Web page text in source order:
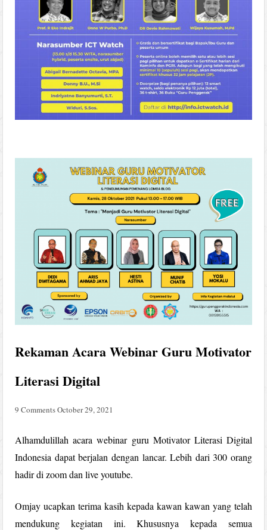
Rekaman Acara Webinar Guru Motivator
Literasi Digital
9 CommentsOctober 29, 2021
Alhamdulillah acara webinar guru Motivator Literasi Digital
Indonesia dapat berjalan dengan lancar. Lebih dari 300 orang
hadir di zoom dan live youtube.
Omjay ucapkan terima kasih kepada kawan kawan yang telah
mendukung kegiatan ini. Khususnya kepada semua